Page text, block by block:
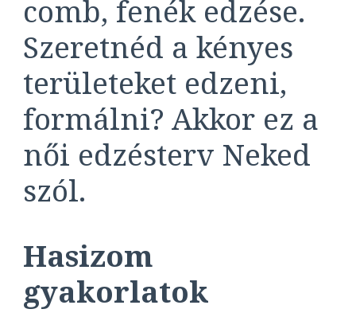
comb, fenék edzése.
Szeretnéd a kényes
területeket edzeni,
formálni? Akkor ez a
női edzésterv Neked
szól.
Hasizom
gyakorlatok